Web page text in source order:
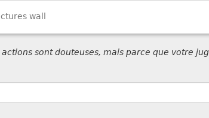
wall
sont douteuses, mais parce que votre